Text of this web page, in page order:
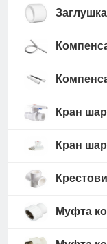
Заглушка
Кран
Кран
Муфта